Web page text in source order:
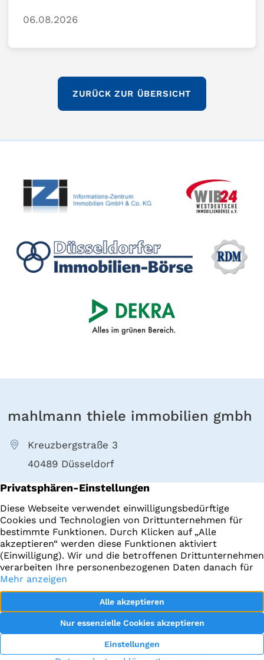
06.08.2026
ZURÜCK ZUR ÜBERSICHT
mahlmann thiele immobilien gmbh
Kreuzbergstraße 3
40489 Düsseldorf
+49 211 4022000
E-Mail senden
Immobilien Impressum
Startseite Datenschutz
facebook
Objekt-Tracking Instagram